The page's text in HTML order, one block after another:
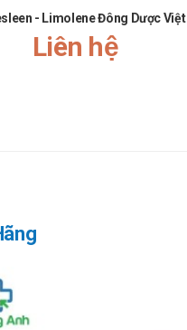
để được điều trị kịp thời.
- Limolene Đông Dược Việt
Liên hệ